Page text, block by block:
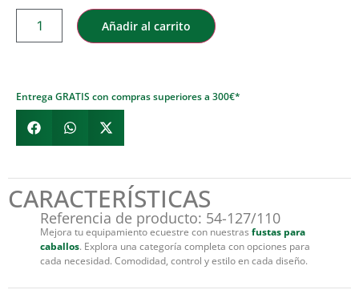
Añadir al carrito
Entrega GRATIS con compras superiores a 300€*
CARACTERÍSTICAS
Referencia de producto: 54-127/110
Mejora tu equipamiento ecuestre con nuestras fustas para
caballos. Explora una categoría completa con opciones para
cada necesidad. Comodidad, control y estilo en cada diseño.